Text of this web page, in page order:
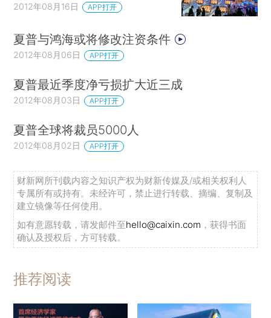
2012年08月16日 APP打开
夏普与鸿海或将修改注资条件
2012年08月06日 APP打开
夏普最近季度净亏损扩大近三成
2012年08月03日 APP打开
夏普全球将裁员5000人
2012年08月02日 APP打开
财新网所刊载内容之知识产权为财新传媒及/或相关权利人
专属所有或持有。未经许可，禁止进行转载、摘编、复制及
建立镜像等任何使用。
如有意愿转载，请发邮件至hello@caixin.com ，获得书面
确认及授权后，方可转载。
推荐阅读